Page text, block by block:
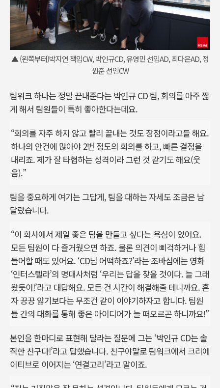
▲ (왼쪽부터)박지연 책임CW, 박인규CD, 유영민 선임AD, 최다은AD, 정
원준 선임CW
팀워크 하나는 정말 끝내준다는 박인규 CD 팀, 회의를 아주 짧
게 해서 팀원들이 특히 좋아한다는데요.
“회의를 자주 하지 않고 빨리 끝내는 것도 장점이라고들 해요.
하나의 안건에 많아야 2번 정도의 회의를 하고, 빠른 결정을
내리죠. 제가 잘 타협하는 성격이라 그런 것 같기도 해요(웃
음).”
팀을 중요하게 여기는 그답게, 팀을 대하는 자세도 조금은 남
달랐습니다.
“이 회사에서 제일 좋은 팀을 만들고 싶다는 욕심이 있어요.
모든 팀원이 다 즐거웠으면 하죠. 물론 의견이 삐걱하거나 힘
들어할 때도 있어요. ‘CD님 어떡하죠?’라는 조바심에는 영화
‘인터스텔라’의 명대사처럼 ‘우리는 답을 찾을 것이다. 늘 그래
왔듯이!’라고 대답해요. 모든 건 시간이 해결해줄 테니까요. 혼
자 끙끙 앓기보다는 무조건 같이 이야기하자고 합니다. 팀원
들 간의 대화를 통해 좋은 아이디어가 늘 떠오르곤 하니까요!”
본인을 한마디로 표현해 달라는 질문에 그는 ‘박인규 CD는 솔
직한 친구다!’라고 답했습니다. 친구야말로 팀워크에서 크리에
이티브로 이어지는 ‘연결고리’라고 말이죠.